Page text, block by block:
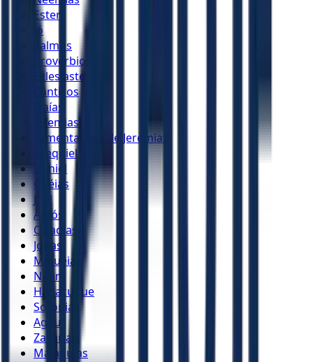
Ester
Jó
Salmos
Provérbios
Eclesiastes
Cânticos
Isaías
Jeremias
Lamentações de Jeremias
Ezequiel
Daniel
Oséias
Joel
Amós
Obadias
Jonas
Miquéias
Naum
Habacuque
Sofonias
Ageu
Zacarias
Malaquias